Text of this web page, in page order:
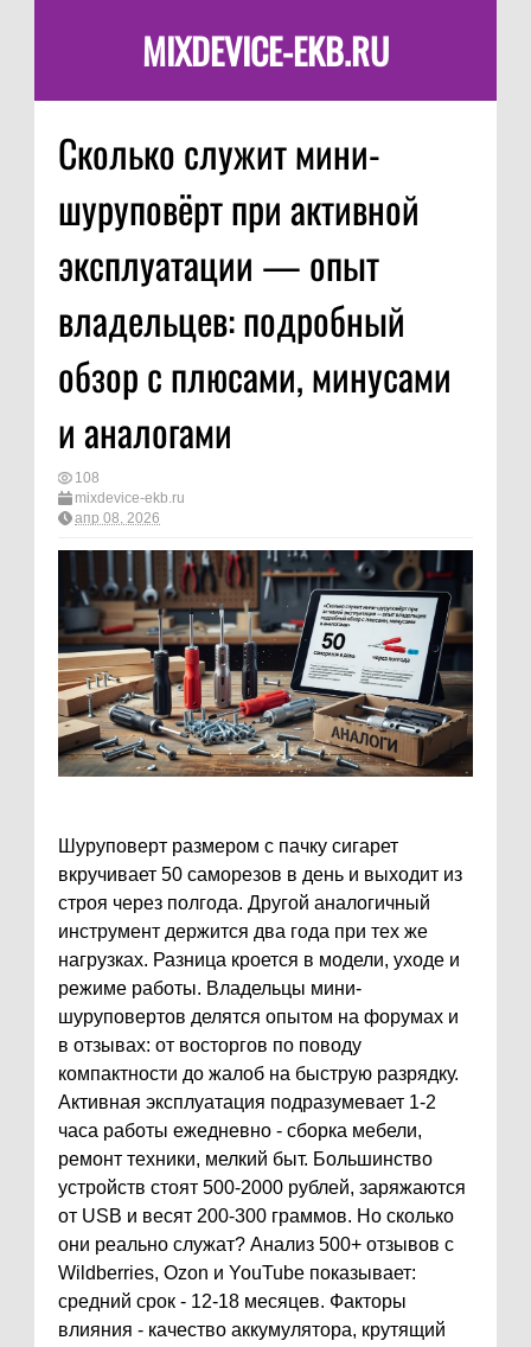
MIXDEVICE-EKB.RU
Сколько служит мини-
шуруповёрт при активной
эксплуатации — опыт
владельцев: подробный
обзор с плюсами, минусами
и аналогами
108
mixdevice-ekb.ru
апр 08, 2026
Шуруповерт размером с пачку сигарет
вкручивает 50 саморезов в день и выходит из
строя через полгода. Другой аналогичный
инструмент держится два года при тех же
нагрузках. Разница кроется в модели, уходе и
режиме работы. Владельцы мини-
шуруповертов делятся опытом на форумах и
в отзывах: от восторгов по поводу
компактности до жалоб на быструю разрядку.
Активная эксплуатация подразумевает 1-2
часа работы ежедневно - сборка мебели,
ремонт техники, мелкий быт. Большинство
устройств стоят 500-2000 рублей, заряжаются
от USB и весят 200-300 граммов. Но сколько
они реально служат? Анализ 500+ отзывов с
Wildberries, Ozon и YouTube показывает:
средний срок - 12-18 месяцев. Факторы
влияния - качество аккумулятора, крутящий